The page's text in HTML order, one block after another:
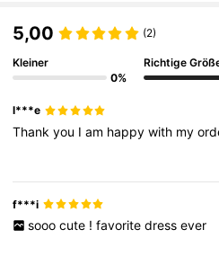
5,00 (2)
Kleiner
0%
Richtige
l***e
Thankyou Iam happywith my
f***i
sooo cute ! favorite dress ever